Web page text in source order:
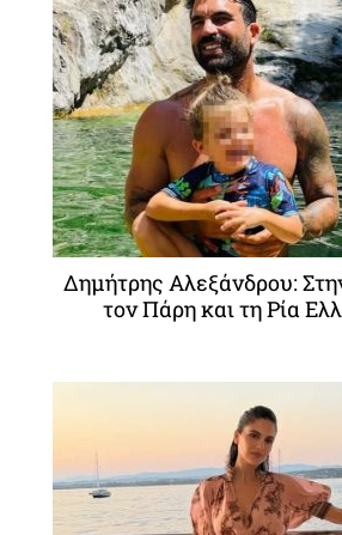
Δημήτρης Αλεξάνδρου:
τον Πάρη και τη Ρία